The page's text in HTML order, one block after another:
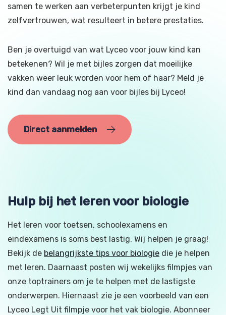
samen te werken aan verbeterpunten krijgt je kind
zelfvertrouwen, wat resulteert in betere prestaties.
Ben je overtuigd van wat Lyceo voor jouw kind kan
betekenen? Wil je met bijles zorgen dat moeilijke
vakken weer leuk worden voor hem of haar? Meld je
kind dan vandaag nog aan voor bijles bij Lyceo!
Direct aanmelden
Hulp bij het leren voor biologie
Het leren voor toetsen, schoolexamens en
eindexamens is soms best lastig. Wij helpen je graag!
Bekijk de belangrijkste tips voor biologie die je helpen
met leren. Daarnaast posten wij wekelijks filmpjes van
onze toptrainers om je te helpen met de lastigste
onderwerpen. Hiernaast zie je een voorbeeld van een
Lyceo Legt Uit filmpje voor het vak biologie. Abonneer